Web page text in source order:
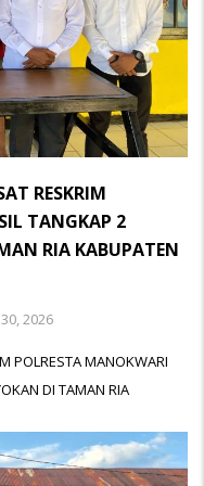
RESKRIM
TANGKAP 2
RIA KABUPATEN
30, 2026
POLRESTA MANOKWARI
DI TAMAN RIA